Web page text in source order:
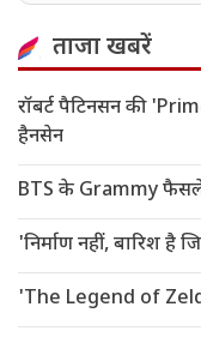
ताजा खबरें
रॉबर्ट पैटिनसन की
हैनसेन
BTS के Grammy फैसले
'निर्माण नहीं, बारिश है
'The Legend of